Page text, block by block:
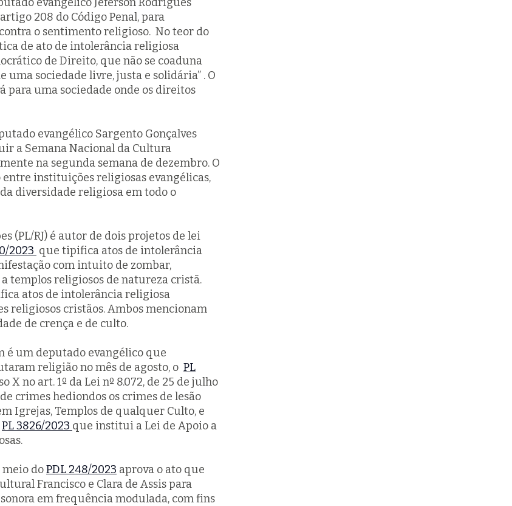
208 do Código Penal, para
o sentimento religioso. No teor do
de ato de intolerância religiosa
de Direito, que não se coaduna
uma sociedade livre, justa e solidária” . O
para uma sociedade onde os direitos
evangélico Sargento Gonçalves
a Semana Nacional da Cultura
na segunda semana de dezembro. O
instituições religiosas evangélicas,
diversidade religiosa em todo o
(PL/RJ) é autor de dois projetos de lei
2023 que tipifica atos de intolerância
com intuito de zombar,
templos religiosos de natureza cristã.
atos de intolerância religiosa
religiosos cristãos. Ambos mencionam
de crença e de culto.
é um deputado evangélico que
religião no mês de agosto, o PL
X no art. 1º da Lei nº 8.072, de 25 de julho
crimes hediondos os crimes de lesão
Igrejas, Templos de qualquer Culto, e
PL 3826/2023 que institui a Lei de Apoio a
meio doPDL 248/2023 aprova o ato que
Francisco e Clara de Assis para
em frequência modulada, com fins